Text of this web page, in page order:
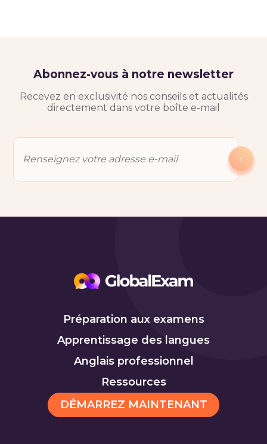
Abonnez-vous à notre newsletter
Recevez en exclusivité nos conseils et actualités
directement dans votre boîte e-mail
Préparation aux examens
Apprentissage des langues
Anglais professionnel
Ressources
DÉMARREZ MAINTENANT